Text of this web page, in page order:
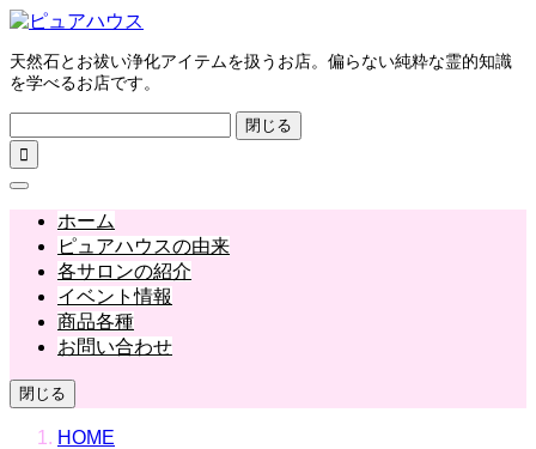
天然石とお祓い浄化アイテムを扱うお店。偏らない純粋な霊的知識
を学べるお店です。
閉じる

ホーム
ピュアハウスの由来
各サロンの紹介
イベント情報
商品各種
お問い合わせ
閉じる
HOME